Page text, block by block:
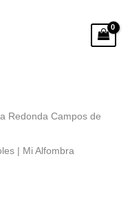
Redonda Campos de
| Mi Alfombra